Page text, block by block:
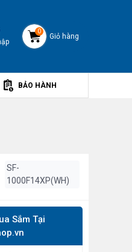
0
Giỏ hàng
BẢO HÀNH
SF-
1000F14XP(WH)
Sắm Tại